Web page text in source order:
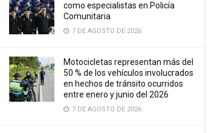
como especialistas en Policía
Comunitaria
7 DE AGOSTO DE 2026
Motocicletas representan más del
50 % de los vehículos involucrados
en hechos de tránsito ocurridos
entre enero y junio del 2026
7 DE AGOSTO DE 2026